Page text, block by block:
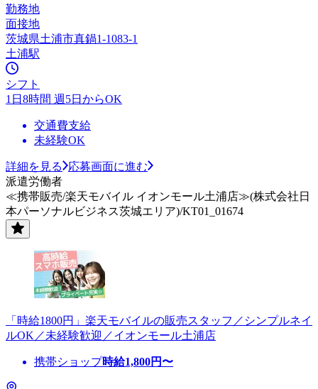
勤務地
面接地
茨城県土浦市真鍋1-1083-1
土浦駅
シフト
1日8時間 週5日からOK
交通費支給
未経験OK
詳細を見る
応募画面に進む
派遣労働者
≪携帯販売/楽天モバイル イオンモール土浦店≫(株式会社日
本パーソナルビジネス茨城エリア)/KT01_01674
「時給1800円」楽天モバイルの販売スタッフ／シンプルネイ
ルOK／未経験歓迎／イオンモール土浦店
携帯ショップ時給1,800円〜